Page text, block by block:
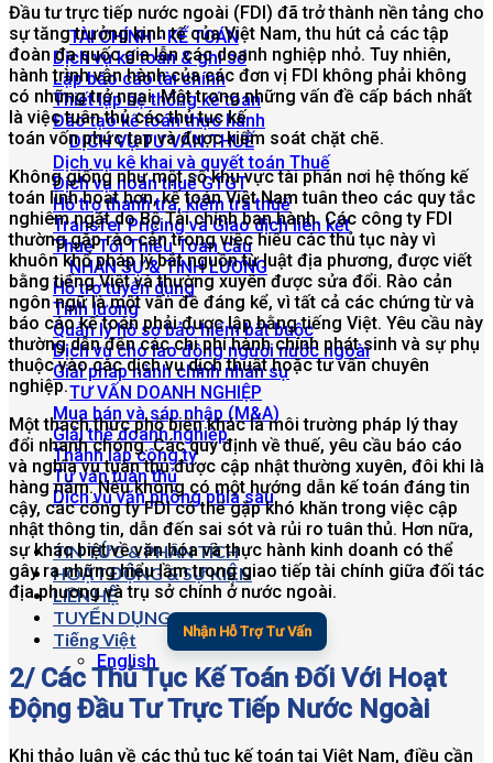
TÀI CHÍNH - KẾ TOÁN
Dịch vụ kế toán & ghi sổ
Lập báo cáo tài chính
Thiết lập hệ thống kế toán
Đào tạo kế toán thực hành
DỊCH VỤ TƯ VẤN THUẾ
Dịch vụ kê khai và quyết toán Thuế
Dịch vụ hoàn thuế GTGT
Hỗ trợ thanh tra, kiểm tra thuế
Transfer Pricing và Giao dịch liên kết
Thuế Tối Thiểu Toàn cầu
NHÂN SỰ & TÍNH LƯƠNG
Hỗ trợ tuyển dụng
Tính lương
Quản lý hồ sơ bảo hiểm bắt buộc
Dịch vụ cho lao động người nước ngoài
Giải pháp hành chính nhân sự
TƯ VẤN DOANH NGHIỆP
Mua bán và sáp nhập (M&A)
Giải thể doanh nghiệp
Thành lập công ty
Tư vấn tuân thủ
Dịch vụ văn phòng phía sau
TIN TỨC & PHÂN TÍCH
HOẠT ĐỘNG & SỰ KIỆN
LIÊN HỆ
TUYỂN DỤNG
Tiếng Việt
English
Đầu tư trực tiếp nước ngoài (FDI) đã trở thành nền tảng cho
sự tăng trưởng kinh tế của Việt Nam, thu hút cả các tập
đoàn đa quốc gia lẫn các doanh nghiệp nhỏ. Tuy nhiên,
hành trình vận hành của các đơn vị FDI không phải không
có những trở ngại. Một trong những vấn đề cấp bách nhất
là việc tuân thủ các thủ tục kế
toán vốn phức tạp và được kiểm soát chặt chẽ.
Không giống như một số khu vực tài phán nơi hệ thống kế
toán linh hoạt hơn, kế toán Việt Nam tuân theo các quy tắc
nghiêm ngặt do Bộ Tài chính ban hành. Các công ty FDI
thường gặp rào cản trong việc hiểu các thủ tục này vì
khuôn khổ pháp lý bắt nguồn từ luật địa phương, được viết
bằng tiếng Việt và thường xuyên được sửa đổi. Rào cản
ngôn ngữ là một vấn đề đáng kể, vì tất cả các chứng từ và
báo cáo kế toán phải được lập bằng tiếng Việt. Yêu cầu này
thường dẫn đến các chi phí hành chính phát sinh và sự phụ
thuộc vào các dịch vụ dịch thuật hoặc tư vấn chuyên
nghiệp.
Một thách thức phổ biến khác là môi trường pháp lý thay
đổi nhanh chóng. Các quy định về thuế, yêu cầu báo cáo
và nghĩa vụ tuân thủ được cập nhật thường xuyên, đôi khi là
hàng năm. Nếu không có một hướng dẫn kế toán đáng tin
cậy, các công ty FDI có thể gặp khó khăn trong việc cập
nhật thông tin, dẫn đến sai sót và rủi ro tuân thủ. Hơn nữa,
sự khác biệt về văn hóa và thực hành kinh doanh có thể
gây ra những hiểu lầm trong giao tiếp tài chính giữa đối tác
địa phương và trụ sở chính ở nước ngoài.
Nhận Hỗ Trợ Tư Vấn
2/ Các Thủ Tục Kế Toán Đối Với Hoạt
Động Đầu Tư Trực Tiếp Nước Ngoài
Khi thảo luận về các thủ tục kế toán tại Việt Nam, điều cần